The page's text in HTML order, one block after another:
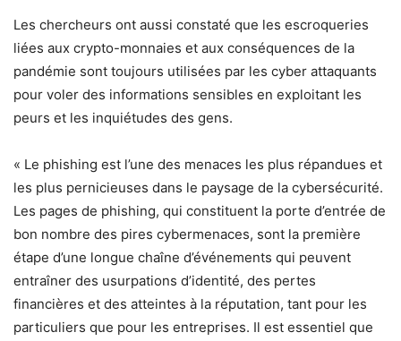
Les chercheurs ont aussi constaté que les escroqueries
liées aux crypto-monnaies et aux conséquences de la
pandémie sont toujours utilisées par les cyber attaquants
pour voler des informations sensibles en exploitant les
peurs et les inquiétudes des gens.
« Le phishing est l’une des menaces les plus répandues et
les plus pernicieuses dans le paysage de la cybersécurité.
Les pages de phishing, qui constituent la porte d’entrée de
bon nombre des pires cybermenaces, sont la première
étape d’une longue chaîne d’événements qui peuvent
entraîner des usurpations d’identité, des pertes
financières et des atteintes à la réputation, tant pour les
particuliers que pour les entreprises. Il est essentiel que